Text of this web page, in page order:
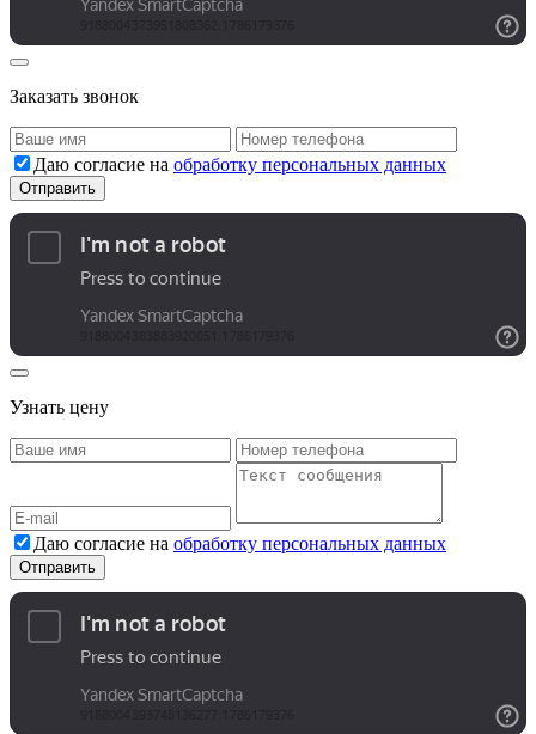
Заказать звонок
Даю согласие на обработку персональных данных
Узнать цену
Даю согласие на обработку персональных данных